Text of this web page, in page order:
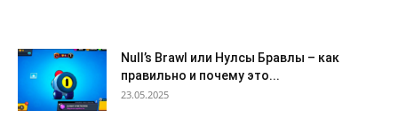
Null’s Brawl или Нулсы Бравлы – как
правильно и почему это...
23.05.2025